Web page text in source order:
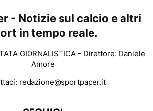
- Notizie sul calcio e altri
in tempo reale.
GIORNALISTICA - Direttore: Daniele
Amore
redazione@sportpaper.it